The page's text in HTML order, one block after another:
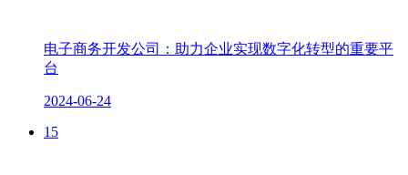
电子商务开发公司：助力企业实现数字化转型的重要平
台
2024-06-24
15